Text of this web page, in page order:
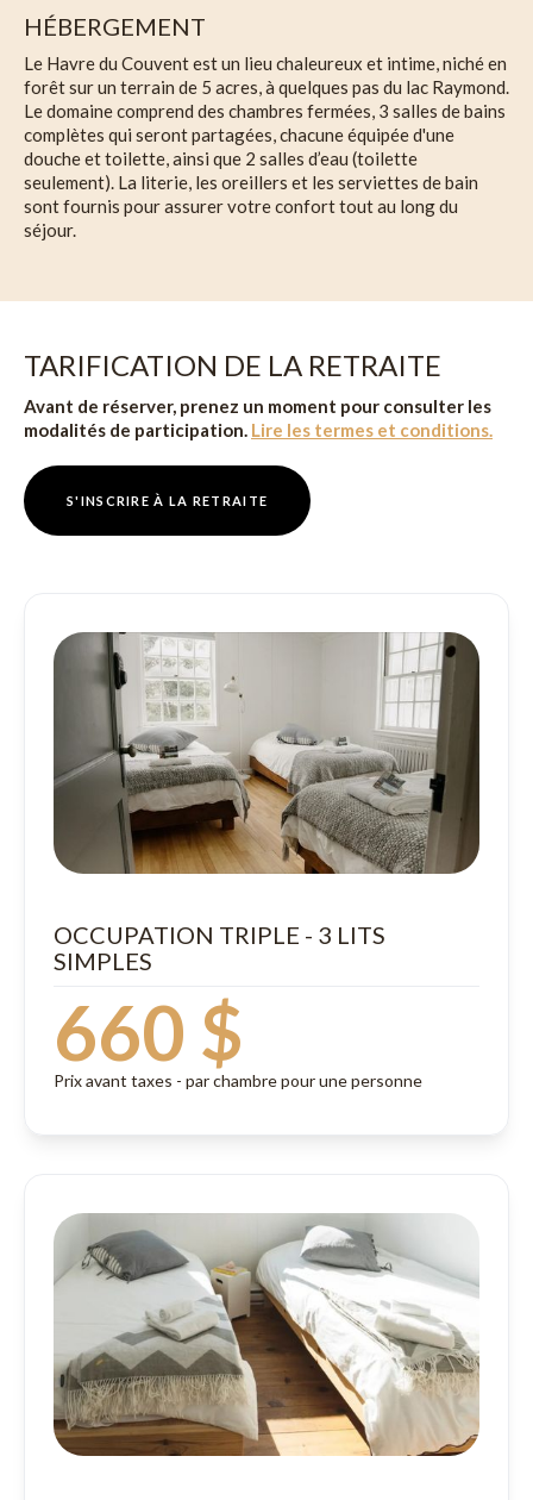
HÉBERGEMENT
Le Havre du Couvent est un lieu chaleureux et intime, niché en
forêt sur un terrain de 5 acres, à quelques pas du lac Raymond.
Le domaine comprend des chambres fermées, 3 salles de bains
complètes qui seront partagées, chacune équipée d'une
douche et toilette, ainsi que 2 salles d’eau (toilette
seulement). La literie, les oreillers et les serviettes de bain
sont fournis pour assurer votre confort tout au long du
séjour.
TARIFICATION DE LA RETRAITE
Avant de réserver, prenez un moment pour consulter les
modalités de participation. Lire les termes et conditions.
S'INSCRIRE À LA RETRAITE
OCCUPATION TRIPLE - 3 LITS
SIMPLES
660 $
Prix avant taxes - par chambre pour une personne